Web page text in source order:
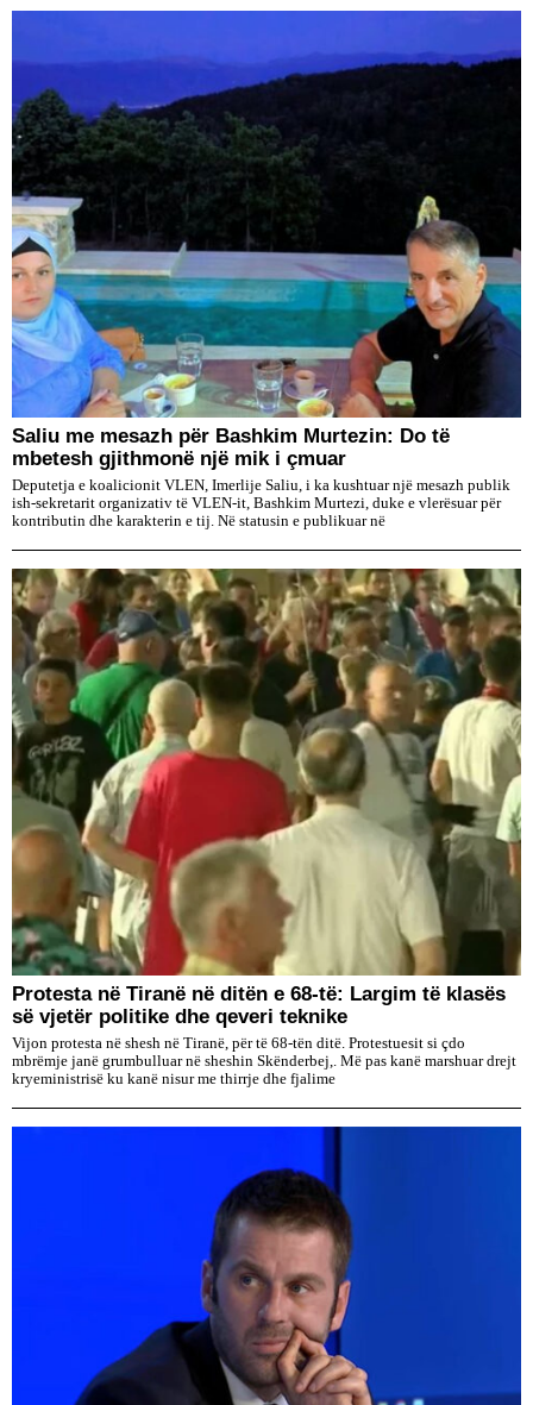
Saliu me mesazh për Bashkim Murtezin: Do të
mbetesh gjithmonë një mik i çmuar
Deputetja e koalicionit VLEN, Imerlije Saliu, i ka kushtuar një mesazh publik
ish-sekretarit organizativ të VLEN-it, Bashkim Murtezi, duke e vlerësuar për
kontributin dhe karakterin e tij. Në statusin e publikuar në
Protesta në Tiranë në ditën e 68-të: Largim të klasës
së vjetër politike dhe qeveri teknike
Vijon protesta në shesh në Tiranë, për të 68-tën ditë. Protestuesit si çdo
mbrëmje janë grumbulluar në sheshin Skënderbej,. Më pas kanë marshuar drejt
kryeministrisë ku kanë nisur me thirrje dhe fjalime